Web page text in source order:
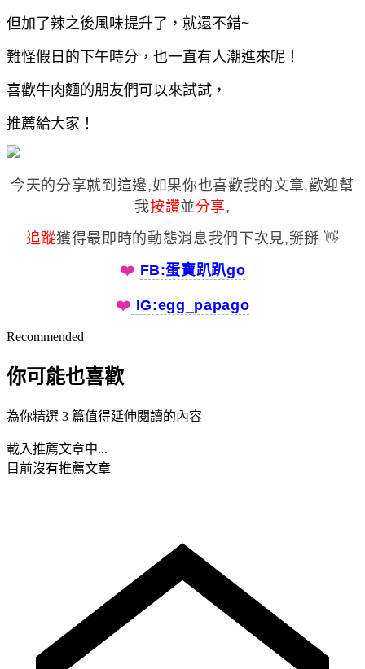
但加了辣之後風味提升了，就還不錯~
難怪假日的下午時分，也一直有人潮進來呢！
喜歡牛肉麵的朋友們可以來試試，
推薦給大家！
今天的分享就到這邊,如果你也喜歡我的文章,歡迎幫
我按讚並分享,
追蹤獲得最即時的動態消息我們下次見,掰掰 👋
❤️️ FB:蛋寶趴趴go
❤️️ IG:egg_papago
Recommended
你可能也喜歡
為你精選 3 篇值得延伸閱讀的內容
載入推薦文章中...
目前沒有推薦文章